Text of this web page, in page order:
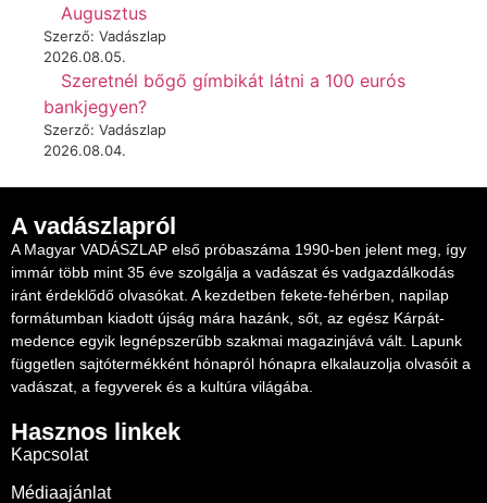
Augusztus
Szerző: Vadászlap
2026.08.05.
Szeretnél bőgő gímbikát látni a 100 eurós
bankjegyen?
Szerző: Vadászlap
2026.08.04.
A vadászlapról
A Magyar VADÁSZLAP első próbaszáma 1990-ben jelent meg, így
immár több mint 35 éve szolgálja a vadászat és vadgazdálkodás
iránt érdeklődő olvasókat. A kezdetben fekete-fehérben, napilap
formátumban kiadott újság mára hazánk, sőt, az egész Kárpát-
medence egyik legnépszerűbb szakmai magazinjává vált. Lapunk
független sajtótermékként hónapról hónapra elkalauzolja olvasóit a
vadászat, a fegyverek és a kultúra világába.
Hasznos linkek
Kapcsolat
Médiaajánlat